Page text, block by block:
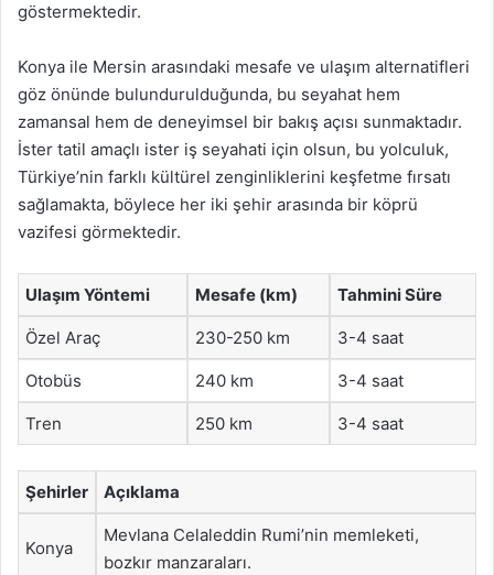
göstermektedir.
Konya ile Mersin arasındaki mesafe ve ulaşım alternatifleri
göz önünde bulundurulduğunda, bu seyahat hem
zamansal hem de deneyimsel bir bakış açısı sunmaktadır.
İster tatil amaçlı ister iş seyahati için olsun, bu yolculuk,
Türkiye’nin farklı kültürel zenginliklerini keşfetme fırsatı
sağlamakta, böylece her iki şehir arasında bir köprü
vazifesi görmektedir.
Ulaşım Yöntemi Mesafe (km) Tahmini Süre
Özel Araç 230-250 km 3-4 saat
Otobüs 240 km 3-4 saat
Tren 250 km 3-4 saat
Şehirler Açıklama
Konya
Mevlana Celaleddin Rumi’nin memleketi,
bozkır manzaraları.